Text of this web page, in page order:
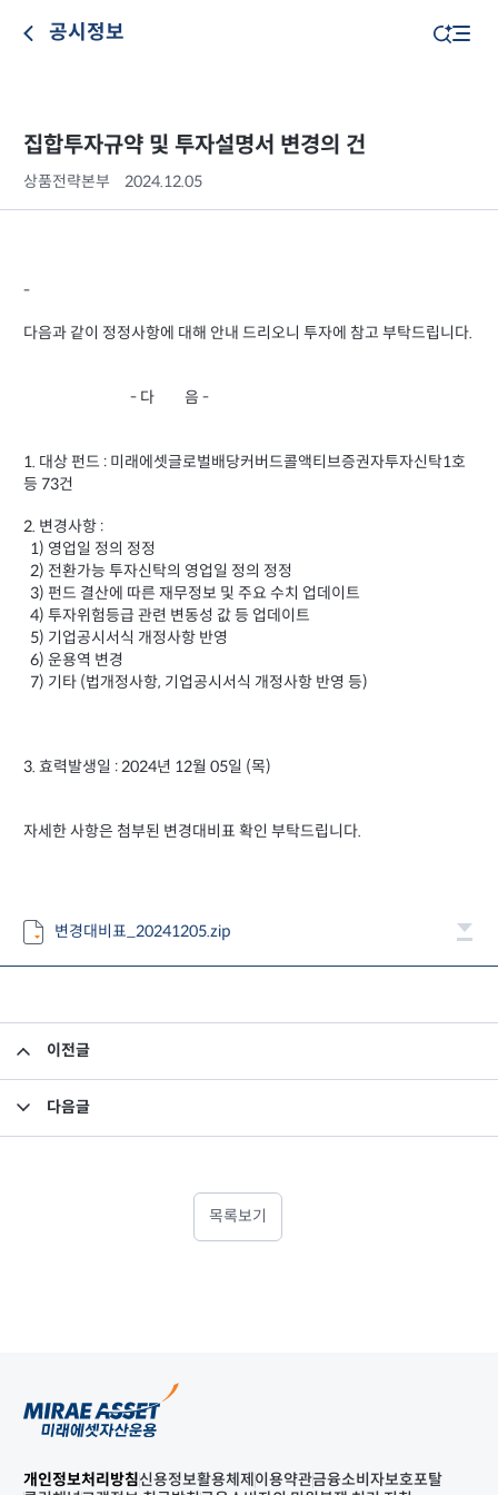
공시정보
집합투자규약 및 투자설명서 변경의 건
상품전략본부 2024.12.05
-
다음과 같이 정정사항에 대해 안내 드리오니 투자에 참고 부탁드립니다.
- 다 음 -
1. 대상 펀드 : 미래에셋글로벌배당커버드콜액티브증권자투자신탁1호
등 73건
2. 변경사항 :
1) 영업일 정의 정정
2) 전환가능 투자신탁의 영업일 정의 정정
3) 펀드 결산에 따른 재무정보 및 주요 수치 업데이트
4) 투자위험등급 관련 변동성 값 등 업데이트
5) 기업공시서식 개정사항 반영
6) 운용역 변경
7) 기타 (법개정사항, 기업공시서식 개정사항 반영 등)
3. 효력발생일 : 2024년 12월 05일 (목)
자세한 사항은 첨부된 변경대비표 확인 부탁드립니다.
변경대비표_20241205.zip
이전글
다음글
목록보기
개인정보처리방침신용정보활용체제 이용약관금융소비자보호포탈